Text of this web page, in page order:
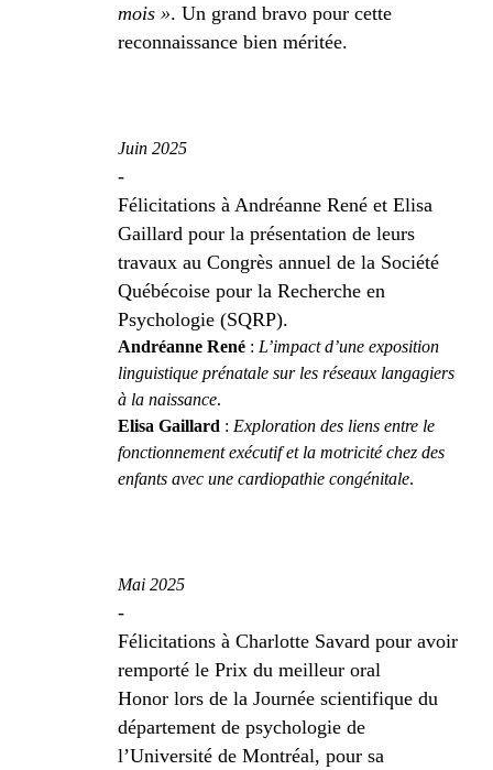
mois ». Un grand bravo pour cette
reconnaissance bien méritée.
Juin 2025
-
Félicitations à Andréanne René et Elisa
Gaillard pour la présentation de leurs
travaux au Congrès annuel de la Société
Québécoise pour la Recherche en
Psychologie (SQRP).
Andréanne René : L’impact d’une exposition
linguistique prénatale sur les réseaux langagiers
à la naissance.
Elisa Gaillard : Exploration des liens entre le
fonctionnement exécutif et la motricité chez des
enfants avec une cardiopathie congénitale.
Mai 2025
-
Félicitations à Charlotte Savard pour avoir
remporté le Prix du meilleur oral
Honor lors de la Journée scientifique du
département de psychologie de
l’Université de Montréal, pour sa